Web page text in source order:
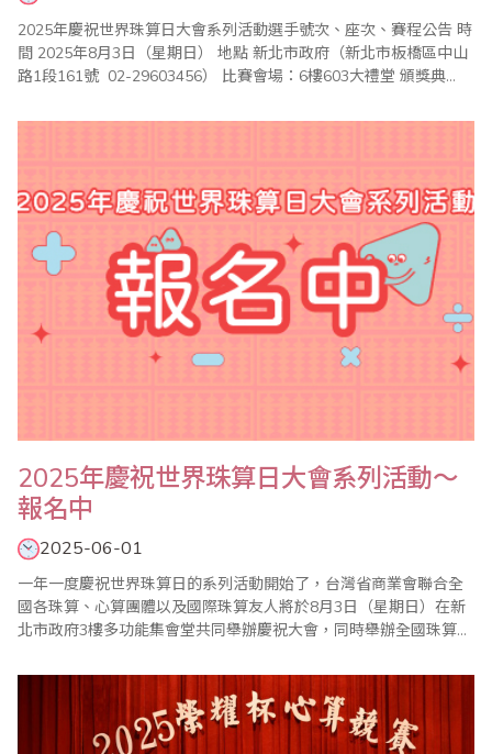
2025年慶祝世界珠算日大會系列活動選手號次、座次、賽程公告 時
間 2025年8月3日（星期日） 地點 新北市政府（新北市板橋區中山
路1段161號 02-29603456） 比賽會場：6樓603大禮堂 頒獎典
2025年慶祝世界珠算日大會系列活動～
報名中
2025-06-01
一年一度慶祝世界珠算日的系列活動開始了，台灣省商業會聯合全
國各珠算、心算團體以及國際珠算友人將於8月3日（星期日）在新
北市政府3樓多功能集會堂共同舉辦慶祝大會，同時舉辦全國珠算比
暨國際觀摩賽等系列活動，歡迎踴躍報名參加。 ＊2025年全國珠